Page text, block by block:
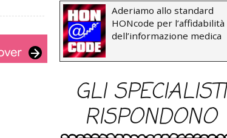
Aderiamo allo standard
HONcode per l’affidabilità
dell’informazione medica
GLI SPECIALISTI
RISPONDONO